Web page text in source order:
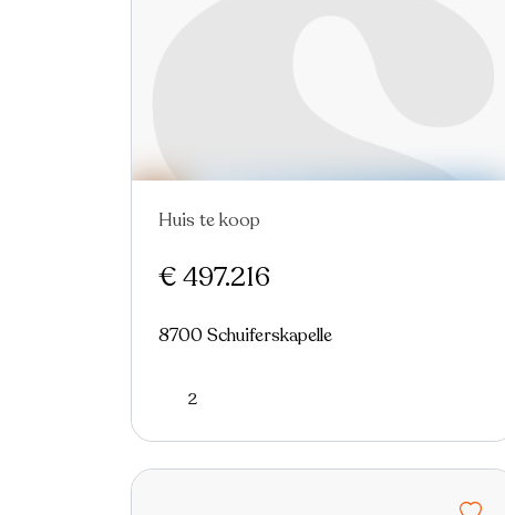
Huis te koop
€ 497.216
8700 Schuiferskapelle
2